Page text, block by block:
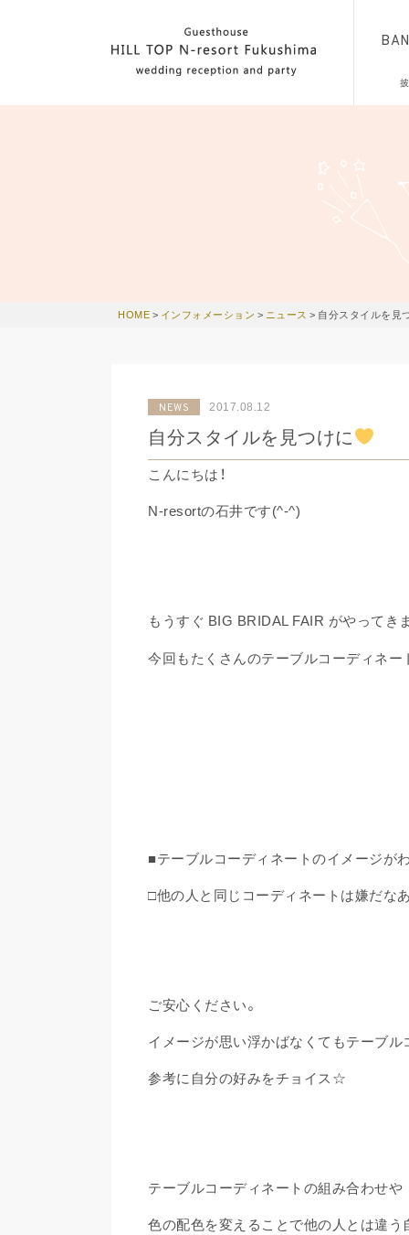
HOME> インフォメーション > ニュース > 自分スタイルを見
NEWS 2017.08.12
自分スタイルを見つけに
こんにちは！
N-resortの石井です(^-^)
もうすぐ BIG BRIDAL FAIR がやってき
今回もたくさんのテーブルコーディネー
■テーブルコーディネートのイメージがわ
□他の人と同じコーディネートは嫌だなあ
ご安心ください。
イメージが思い浮かばなくてもテーブル
参考に自分の好みをチョイス☆
テーブルコーディネートの組み合わせや
色の配色を変えることで他の人とは違う